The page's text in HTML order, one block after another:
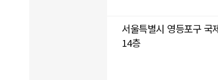
서울특별시 영등포구 국
14층